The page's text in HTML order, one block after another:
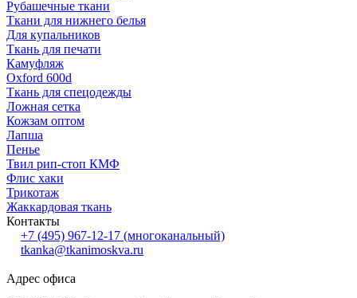
Рубашечные ткани
Ткани для нижнего белья
Для купальников
Ткань для печати
Камуфляж
Oxford 600d
Ткань для спецодежды
Ложная сетка
Кожзам оптом
Лапша
Пенье
Твил рип-стоп КМФ
Флис хаки
Трикотаж
Жаккардовая ткань
Контакты
+7 (495) 967-12-17 (многоканальный)
tkanka@tkanimoskva.ru
Адрес офиса